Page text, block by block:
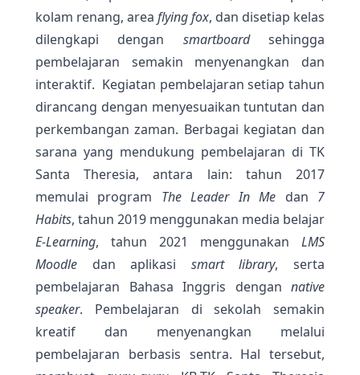
kolam renang, area flying fox, dan disetiap kelas
dilengkapi dengan smartboardsehingga
pembelajaran semakin menyenangkan dan
interaktif. Kegiatan pembelajaran setiap tahun
dirancang dengan menyesuaikan tuntutan dan
perkembangan zaman. Berbagai kegiatan dan
sarana yang mendukung pembelajaran di TK
Santa Theresia, antara lain: tahun 2017
memulai program The Leader In Me dan 7
Habits, tahun 2019 menggunakan media belajar
E-Learning, tahun 2021 menggunakan LMS
Moodle dan aplikasi smart library, serta
pembelajaran Bahasa Inggris dengan native
speaker. Pembelajaran di sekolah semakin
kreatif dan menyenangkan melalui
pembelajaran berbasis sentra. Hal tersebut,